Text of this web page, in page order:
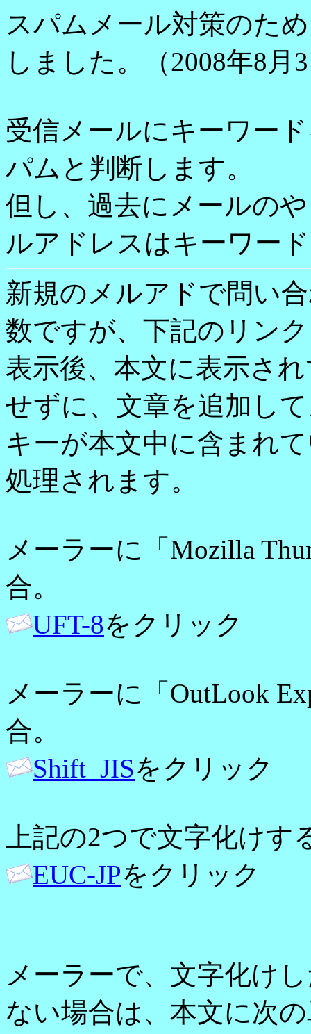
スパムメール対策のた
しました。（2008年8月
受信メールにキーワー
パムと判断します。
但し、過去にメールの
ルアドレスはキーワー
新規のメルアドで問い
数ですが、下記のリン
表示後、本文に表示さ
せずに、文章を追加し
キーが本文中に含まれ
処理されます。
メーラーに「Mozilla
合。
UFT-8をクリック
メーラーに「OutLook
合。
Shift_JISをクリック
上記の2つで文字化けす
EUC-JPをクリック
メーラーで、文字化け
ない場合は、本文に次